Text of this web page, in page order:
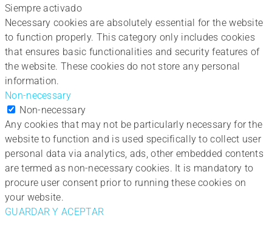
Siempre activado
Necessary cookies are absolutely essential for the website
to function properly. This category only includes cookies
that ensures basic functionalities and security features of
the website. These cookies do not store any personal
information.
Non-necessary
Non-necessary
Any cookies that may not be particularly necessary for the
website to function and is used specifically to collect user
personal data via analytics, ads, other embedded contents
are termed as non-necessary cookies. It is mandatory to
procure user consent prior to running these cookies on
your website.
GUARDAR Y ACEPTAR